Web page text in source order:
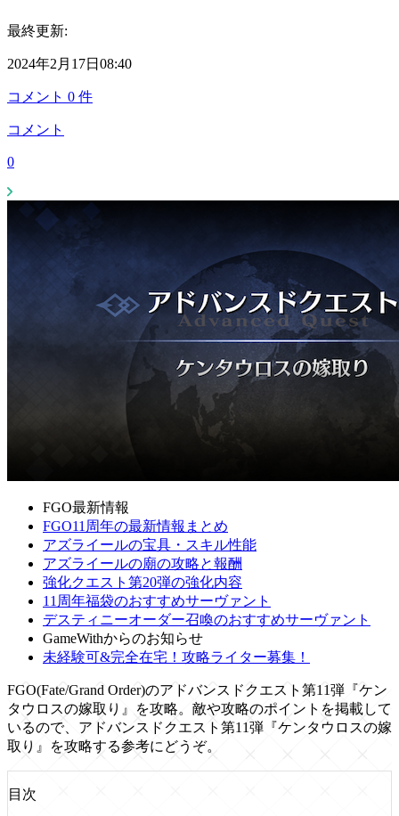
最終更新:
2024年2月17日08:40
コメント 0 件
コメント
0
FGO最新情報
FGO11周年の最新情報まとめ
アズライールの宝具・スキル性能
アズライールの廟の攻略と報酬
強化クエスト第20弾の強化内容
11周年福袋のおすすめサーヴァント
デスティニーオーダー召喚のおすすめサーヴァント
GameWithからのお知らせ
未経験可&完全在宅！攻略ライター募集！
FGO(Fate/Grand Order)のアドバンスドクエスト第11弾『ケン
タウロスの嫁取り』を攻略。敵や攻略のポイントを掲載して
いるので、アドバンスドクエスト第11弾『ケンタウロスの嫁
取り』を攻略する参考にどうぞ。
目次